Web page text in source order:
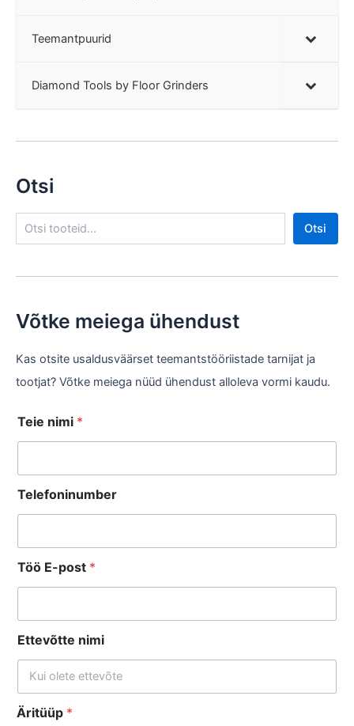
Teemantpuurid
Diamond Tools by Floor Grinders
Otsi
Otsi
Võtke meiega ühendust
Kas otsite usaldusväärset teemantstööriistade tarnijat ja
tootjat? Võtke meiega nüüd ühendust alloleva vormi kaudu.
*
E
-
Teie nimi *
Telefoninumber
Töö E-post *
Ettevõtte nimi
Äritüüp *